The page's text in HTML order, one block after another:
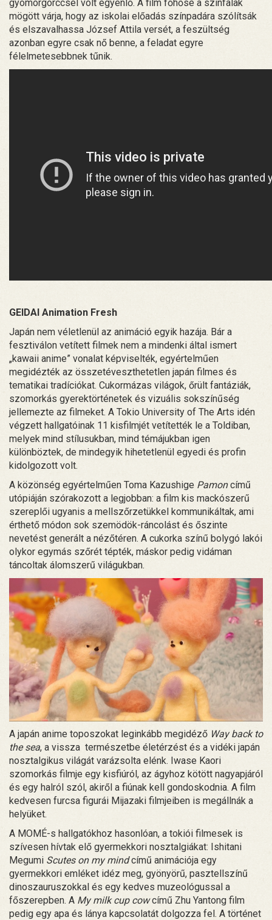
gyomorgörccsel volt egyenlő. A film főhőse a színfalak
mögött várja, hogy az iskolai előadás színpadára szólítsák
és elszavalhassa József Attila versét, a feszültség
azonban egyre csak nő benne, a feladat egyre
félelmetesebbnek tűnik.
GEIDAI Animation Fresh
Japán nem véletlenül az animáció egyik hazája. Bár a
fesztiválon vetített filmek nem a mindenki által ismert
„kawaii anime” vonalat képviselték, egyértelműen
megidézték az összetéveszthetetlen japán filmes és
tematikai tradíciókat. Cukormázas világok, őrült fantáziák,
szomorkás gyerektörténetek és vizuális sokszínűség
jellemezte az filmeket. A Tokio University of The Arts idén
végzett hallgatóinak 11 kisfilmjét vetítették le a Toldiban,
melyek mind stílusukban, mind témájukban igen
különböztek, de mindegyik hihetetlenül egyedi és profin
kidolgozott volt.
A közönség egyértelműen Toma Kazushige Pamoncímű
utópiáján szórakozott a legjobban: a film kis mackószerű
szereplői ugyanis a mellszőrzetükkel kommunikáltak, ami
érthető módon sok szemödök-ráncolást és őszinte
nevetést generált a nézőtéren. A cukorka színű bolygó lakói
olykor egymás szőrét tépték, máskor pedig vidáman
táncoltak álomszerű világukban.
A japán anime toposzokat leginkább megidéző Way back to
the sea, a vissza természetbe életérzést és a vidéki japán
nosztalgikus világát varázsolta elénk. Iwase Kaori
szomorkás filmje egy kisfiúról, az ágyhoz kötött nagyapjáról
és egy halról szól, akiről a fiúnak kell gondoskodnia. A film
kedvesen furcsa figurái Mijazaki filmjeiben is megállnák a
helyüket.
A MOMÉ-s hallgatókhoz hasonlóan, a tokiói filmesek is
szívesen hívtak elő gyermekkori nosztalgiákat: Ishitani
Megumi Scutes on my mindcímű animációja egy
gyermekkori emléket idéz meg, gyönyörű, pasztellszínű
dinoszauruszokkal és egy kedves muzeológussal a
főszerepben. A My milk cup cowcímű Zhu Yantong film
pedig egy apa és lánya kapcsolatát dolgozza fel. A történet